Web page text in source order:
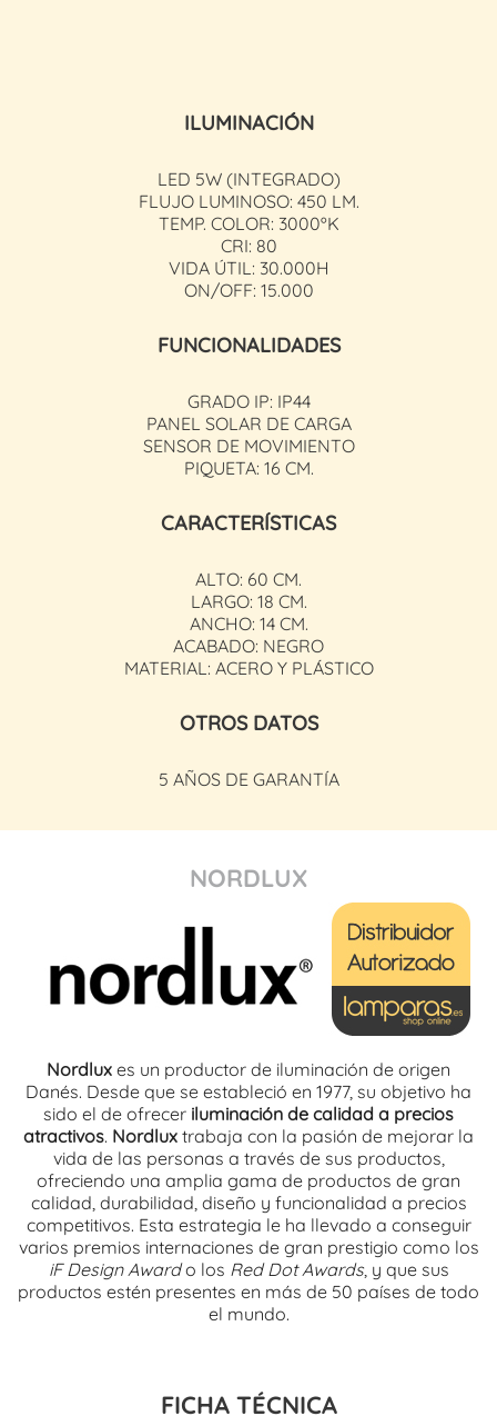
ILUMINACIÓN
LED 5W (INTEGRADO)
FLUJO LUMINOSO: 450 LM.
TEMP. COLOR: 3000ºK
CRI: 80
VIDA ÚTIL: 30.000H
ON/OFF: 15.000
FUNCIONALIDADES
GRADO IP: IP44
PANEL SOLAR DE CARGA
SENSOR DE MOVIMIENTO
PIQUETA: 16 CM.
CARACTERÍSTICAS
ALTO: 60 CM.
LARGO: 18 CM.
ANCHO: 14 CM.
ACABADO: NEGRO
MATERIAL: ACERO Y PLÁSTICO
OTROS DATOS
5 AÑOS DE GARANTÍA
NORDLUX
Nordlux es un productor de iluminación de origen
Danés. Desde que se estableció en 1977, su objetivo ha
sido el de ofrecer iluminación de calidad a precios
atractivos. Nordlux trabaja con la pasión de mejorar la
vida de las personas a través de sus productos,
ofreciendo una amplia gama de productos de gran
calidad, durabilidad, diseño y funcionalidad a precios
competitivos. Esta estrategia le ha llevado a conseguir
varios premios internaciones de gran prestigio como los
iF Design Awardo los Red Dot Awards, y que sus
productos estén presentes en más de 50 países de todo
el mundo.
FICHA TÉCNICA